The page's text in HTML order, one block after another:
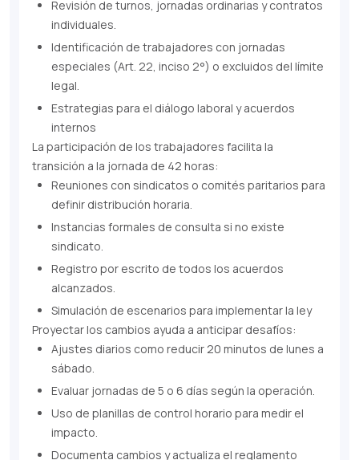
Revisión de turnos, jornadas ordinarias y contratos
individuales.
Identificación de trabajadores con jornadas
especiales (Art. 22, inciso 2°) o excluidos del límite
legal.
Estrategias para el diálogo laboral y acuerdos
internos
La participación de los trabajadores facilita la
transición a la jornada de 42 horas:
Reuniones con sindicatos o comités paritarios para
definir distribución horaria.
Instancias formales de consulta si no existe
sindicato.
Registro por escrito de todos los acuerdos
alcanzados.
Simulación de escenarios para implementar la ley
Proyectar los cambios ayuda a anticipar desafíos:
Ajustes diarios como reducir 20 minutos de lunes a
sábado.
Evaluar jornadas de 5 o 6 días según la operación.
Uso de planillas de control horario para medir el
impacto.
Documenta cambios y actualiza el reglamento